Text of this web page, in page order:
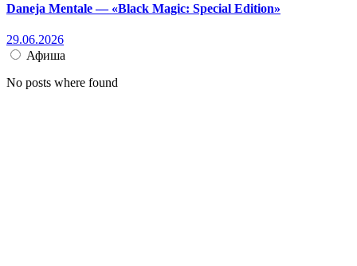
Daneja Mentale — «Black Magic: Special Edition»
29.06.2026
Афиша
No posts where found